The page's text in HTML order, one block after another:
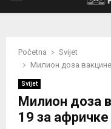
Početna
Svijet
Mилион доза
Svijet
Mилион доза
19 за